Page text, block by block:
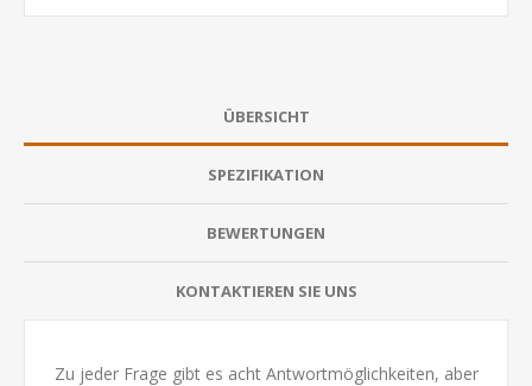
ÜBERSICHT
SPEZIFIKATION
BEWERTUNGEN
KONTAKTIEREN SIE UNS
Zu jeder Frage gibt es acht Antwortmöglichkeiten, aber